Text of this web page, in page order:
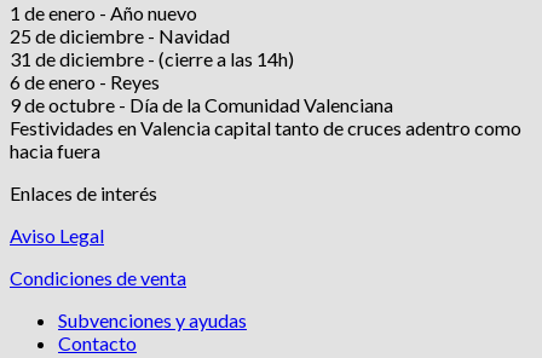
1 de enero - Año nuevo
25 de diciembre - Navidad
31 de diciembre - (cierre a las 14h)
6 de enero - Reyes
9 de octubre - Día de la Comunidad Valenciana
Festividades en Valencia capital tanto de cruces adentro como
hacia fuera
Enlaces de interés
Aviso Legal
Condiciones de venta
Subvenciones y ayudas
Contacto